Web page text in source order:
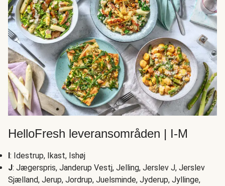
HelloFresh leveransområden | I-M
I: Idestrup, Ikast, Ishøj
J: Jægerspris, Janderup Vestj, Jelling, Jerslev J, Jerslev
Sjælland, Jerup, Jordrup, Juelsminde, Jyderup, Jyllinge,